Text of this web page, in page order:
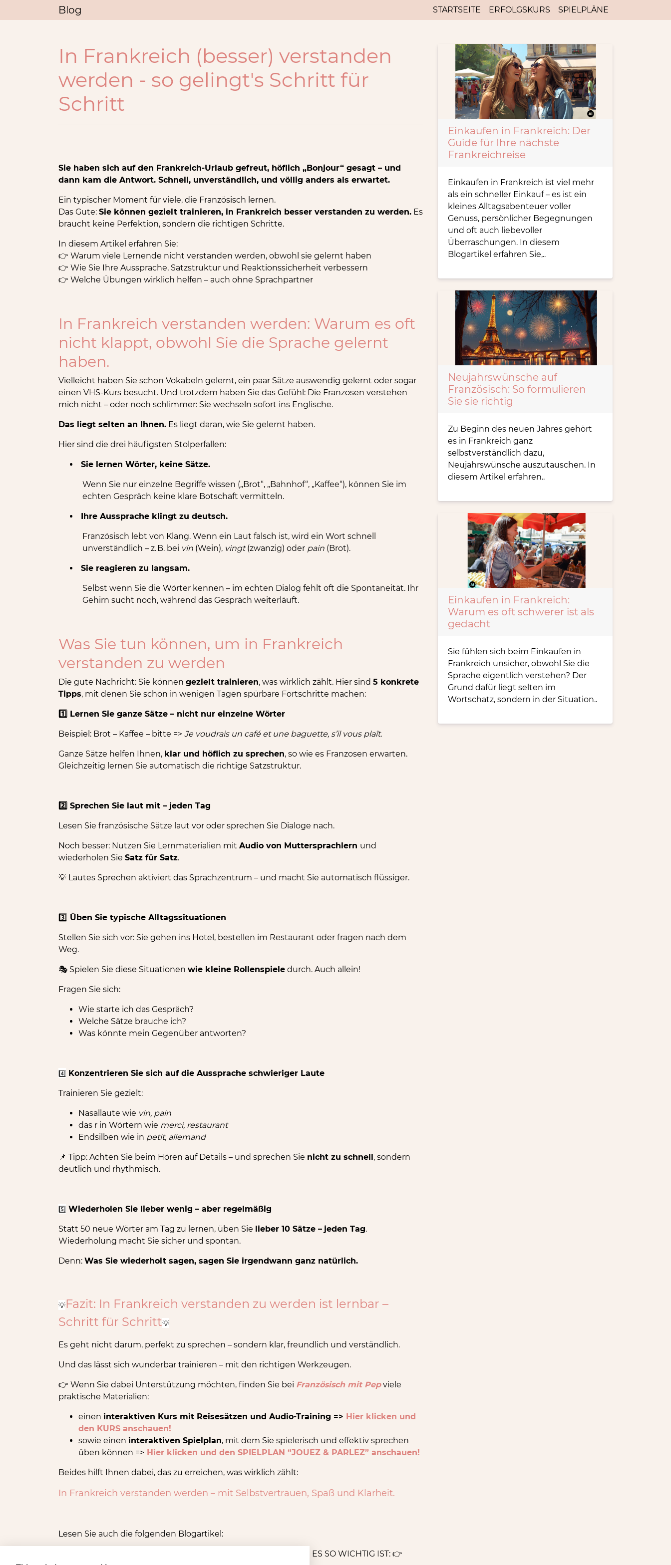
Blog STARTSEITE ERFOLGSKURS SPIELPLÄNE
In Frankreich (besser) verstanden
werden - so gelingt's Schritt für
Schritt
Sie haben sich auf den Frankreich-Urlaub gefreut, höflich „Bonjour“ gesagt – und
dann kam die Antwort. Schnell, unverständlich, und völlig anders als erwartet.
Ein typischer Moment für viele, die Französisch lernen.
Das Gute: Sie können gezielt trainieren, in Frankreich besser verstanden zu werden. Es
braucht keine Perfektion, sondern die richtigen Schritte.
In diesem Artikel erfahren Sie:
👉 Warum viele Lernende nicht verstanden werden, obwohl sie gelernt haben
👉 Wie Sie Ihre Aussprache, Satzstruktur und Reaktionssicherheit verbessern
👉 Welche Übungen wirklich helfen – auch ohne Sprachpartner
In Frankreich verstanden werden: Warum es oft
nicht klappt, obwohl Sie die Sprache gelernt
haben.
Vielleicht haben Sie schon Vokabeln gelernt, ein paar Sätze auswendig gelernt oder sogar
einen VHS-Kurs besucht. Und trotzdem haben Sie das Gefühl: Die Franzosen verstehen
mich nicht – oder noch schlimmer: Sie wechseln sofort ins Englische.
Das liegt selten an Ihnen. Es liegt daran, wie Sie gelernt haben.
Hier sind die drei häufigsten Stolperfallen:
Sie lernen Wörter, keine Sätze.
Wenn Sie nur einzelne Begriffe wissen („Brot“, „Bahnhof“, „Kaffee“), können Sie im
echten Gespräch keine klare Botschaft vermitteln.
Ihre Aussprache klingt zu deutsch.
Französisch lebt von Klang. Wenn ein Laut falsch ist, wird ein Wort schnell
unverständlich – z. B. bei vin (Wein), vingt(zwanzig) oder pain (Brot).
Sie reagieren zu langsam.
Selbst wenn Sie die Wörter kennen – im echten Dialog fehlt oft die Spontaneität. Ihr
Gehirn sucht noch, während das Gespräch weiterläuft.
Was Sie tun können, um in Frankreich
verstanden zu werden
Die gute Nachricht: Sie können gezielt trainieren, was wirklich zählt. Hier sind 5 konkrete
Tipps, mit denen Sie schon in wenigen Tagen spürbare Fortschritte machen:
1️⃣ Lernen Sie ganze Sätze – nicht nur einzelne Wörter
Beispiel: Brot – Kaffee – bitte => Je voudrais un café et une baguette, s’il vous plaît.
Ganze Sätze helfen Ihnen, klar und höflich zu sprechen, so wie es Franzosen erwarten.
Gleichzeitig lernen Sie automatisch die richtige Satzstruktur.
2️⃣ Sprechen Sie laut mit – jeden Tag
Lesen Sie französische Sätze laut vor oder sprechen Sie Dialoge nach.
Noch besser: Nutzen Sie Lernmaterialien mit Audio von Muttersprachlern und
wiederholen Sie Satz für Satz.
💡 Lautes Sprechen aktiviert das Sprachzentrum – und macht Sie automatisch flüssiger.
3️⃣ Üben Sie typische Alltagssituationen
Stellen Sie sich vor: Sie gehen ins Hotel, bestellen im Restaurant oder fragen nach dem
Weg.
🎭 Spielen Sie diese Situationen wie kleine Rollenspiele durch. Auch allein!
Fragen Sie sich:
Wie starte ich das Gespräch?
Welche Sätze brauche ich?
Was könnte mein Gegenüber antworten?
4️⃣ Konzentrieren Sie sich auf die Aussprache schwieriger Laute
Trainieren Sie gezielt:
Nasallaute wie vin, pain
das r in Wörtern wie merci, restaurant
Endsilben wie in petit, allemand
📌 Tipp: Achten Sie beim Hören auf Details – und sprechen Sie nicht zu schnell, sondern
deutlich und rhythmisch.
5️⃣ Wiederholen Sie lieber wenig – aber regelmäßig
Statt 50 neue Wörter am Tag zu lernen, üben Sie lieber 10 Sätze – jeden Tag.
Wiederholung macht Sie sicher und spontan.
Denn: Was Sie wiederholt sagen, sagen Sie irgendwann ganz natürlich.
💡Fazit: In Frankreich verstanden zu werden ist lernbar –
Schritt für Schritt💡
Es geht nicht darum, perfekt zu sprechen – sondern klar, freundlich und verständlich.
Und das lässt sich wunderbar trainieren – mit den richtigen Werkzeugen.
👉 Wenn Sie dabei Unterstützung möchten, finden Sie bei Französisch mit Pepviele
praktische Materialien:
einen interaktiven Kurs mit Reisesätzen und Audio-Training => Hier klicken und
den KURS anschauen!
sowie einen interaktiven Spielplan, mit dem Sie spielerisch und effektiv sprechen
üben können => Hier klicken und den SPIELPLAN “JOUEZ & PARLEZ” anschauen!
Beides hilft Ihnen dabei, das zu erreichen, was wirklich zählt:
In Frankreich verstanden werden – mit Selbstvertrauen, Spaß und Klarheit.
Lesen Sie auch die folgenden Blogartikel:
LAUT SPRECHEN BEIM FRANZÖSISCH LERNEN - WARUM ES SO WICHTIG IST: 👉
Einkaufen in Frankreich: Der
Guide für Ihre nächste
Frankreichreise
Einkaufen in Frankreich ist viel mehr
als ein schneller Einkauf – es ist ein
kleines Alltagsabenteuer voller
Genuss, persönlicher Begegnungen
und oft auch liebevoller
Überraschungen. In diesem
Blogartikel erfahren Sie,..
Neujahrswünsche auf
Französisch: So formulieren
Sie sie richtig
Zu Beginn des neuen Jahres gehört
es in Frankreich ganz
selbstverständlich dazu,
Neujahrswünsche auszutauschen. In
diesem Artikel erfahren..
Einkaufen in Frankreich:
Warum es oft schwerer ist als
gedacht
Sie fühlen sich beim Einkaufen in
Frankreich unsicher, obwohl Sie die
Sprache eigentlich verstehen? Der
Grund dafür liegt selten im
Wortschatz, sondern in der Situation..